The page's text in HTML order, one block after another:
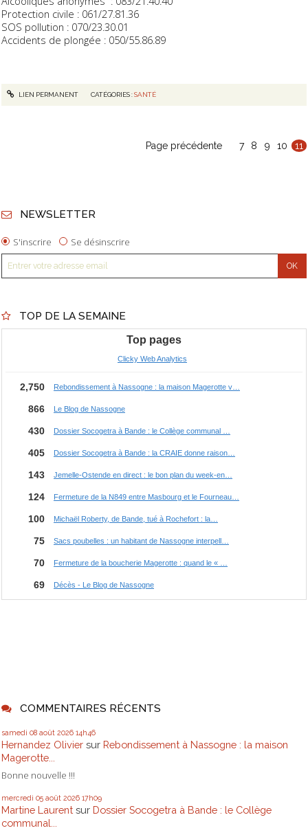
Protection civile : 061/27.81.36
SOS pollution : 070/23.30.01
Accidents de plongée : 050/55.86.89
LIEN PERMANENT CATÉGORIES :SANTÉ
Page précédente 7 8 9 10 11
NEWSLETTER
S'inscrire Se désinscrire
TOP DE LA SEMAINE
COMMENTAIRES RÉCENTS
samedi 08 août 2026 14h46
Hernandez Olivier sur Rebondissement à Nassogne : la maison
Magerotte...
Bonne nouvelle !!!
mercredi 05 août 2026 17h09
Martine Laurentsur Dossier Socogetra à Bande : le Collège
communal...